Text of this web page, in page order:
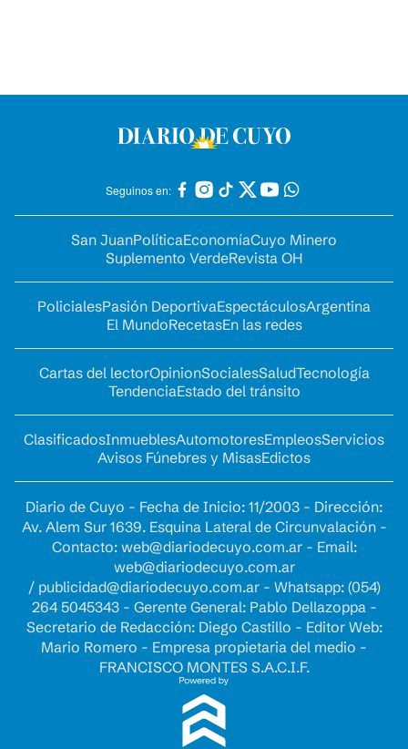
Seguinos en:
San JuanPolíticaEconomíaCuyo Minero
Suplemento VerdeRevista OH
PolicialesPasión DeportivaEspectáculosArgentina
El MundoRecetasEn las redes
Cartas del lectorOpinionSocialesSaludTecnología
TendenciaEstado del tránsito
ClasificadosInmueblesAutomotoresEmpleosServicios
Avisos Fúnebres y MisasEdictos
Diario de Cuyo - Fecha de Inicio: 11/2003 - Dirección:
Av. Alem Sur 1639. Esquina Lateral de Circunvalación -
Contacto: web@diariodecuyo.com.ar- Email:
web@diariodecuyo.com.ar
/ publicidad@diariodecuyo.com.ar- Whatsapp: (054)
264 5045343 - Gerente General: Pablo Dellazoppa -
Secretario de Redacción: Diego Castillo - Editor Web:
Mario Romero - Empresa propietaria del medio -
FRANCISCO MONTES S.A.C.I.F.